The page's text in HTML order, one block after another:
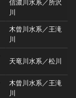
信濃川水系／所沢
川
木曾川水系／王滝
川
天竜川水系／松川
木曾川水系／王滝
川